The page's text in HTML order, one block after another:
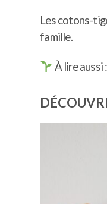
Les cotons-
famille.
À lire aussi :